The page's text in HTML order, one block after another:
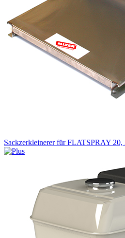
Sackzerkleinerer für FLATSPRAY 20,